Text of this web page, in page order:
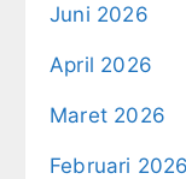
Juni 2026
April 2026
Maret 2026
Februari 2026